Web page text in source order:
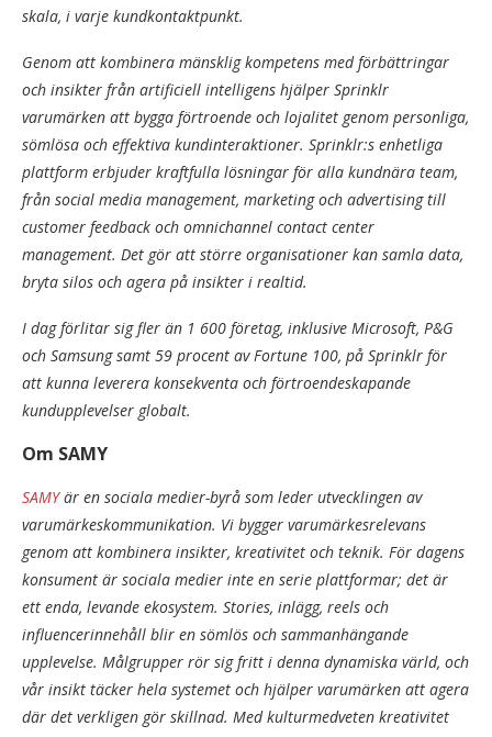
skala, i varje kundkontaktpunkt.
Genom att kombinera mänsklig kompetens med förbättringar
och insikter från artificiell intelligens hjälper Sprinklr
varumärken att bygga förtroende och lojalitet genom personliga,
sömlösa och effektiva kundinteraktioner. Sprinklr:s enhetliga
plattform erbjuder kraftfulla lösningar för alla kundnära team,
från social media management, marketing och advertising till
customer feedback och omnichannel contact center
management. Det gör att större organisationer kan samla data,
bryta silos och agera på insikter i realtid.
I dag förlitar sig fler än 1 600 företag, inklusive Microsoft, P&G
och Samsung samt 59 procent av Fortune 100, på Sprinklr för
att kunna leverera konsekventa och förtroendeskapande
kundupplevelser globalt.
Om SAMY
SAMYär en sociala medier-byrå som leder utvecklingen av
varumärkeskommunikation. Vi bygger varumärkesrelevans
genom att kombinera insikter, kreativitet och teknik. För dagens
konsument är sociala medier inte en serie plattformar; det är
ett enda, levande ekosystem. Stories, inlägg, reels och
influencerinnehåll blir en sömlös och sammanhängande
upplevelse. Målgrupper rör sig fritt i denna dynamiska värld, och
vår insikt täcker hela systemet och hjälper varumärken att agera
där det verkligen gör skillnad. Med kulturmedveten kreativitet